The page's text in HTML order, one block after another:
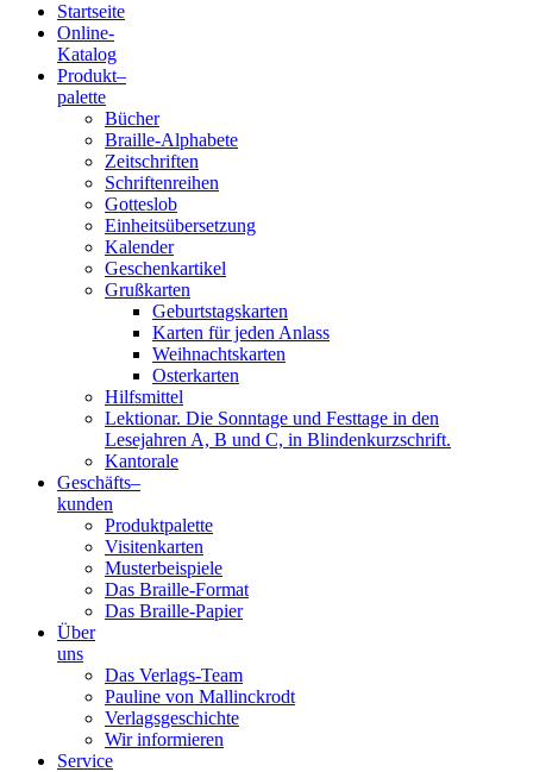
Blindenschrift-
Verlag
Druckerei
gGmbH
Startseite
Online-
Katalog
Produkt–
palette
Bücher
Braille-Alphabete
Zeitschriften
Schriftenreihen
Gotteslob
Einheitsübersetzung
Kalender
Geschenkartikel
Grußkarten
Geburtstagskarten
Karten für jeden Anlass
Weihnachtskarten
Osterkarten
Hilfsmittel
Lektionar. Die Sonntage und Festtage in den
Lesejahren A, B und C, in Blindenkurzschrift.
Kantorale
Geschäfts­–
kunden
Produktpalette
Visitenkarten
Musterbeispiele
Das Braille-Format
Das Braille-Papier
Über
uns
Das Verlags-Team
Pauline von Mallinckrodt
Verlagsgeschichte
Wir informieren
Service